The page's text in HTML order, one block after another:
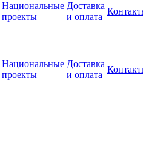
Национальные
проекты
Доставка
и оплата
Национальные
проекты
Доставка
и оплата